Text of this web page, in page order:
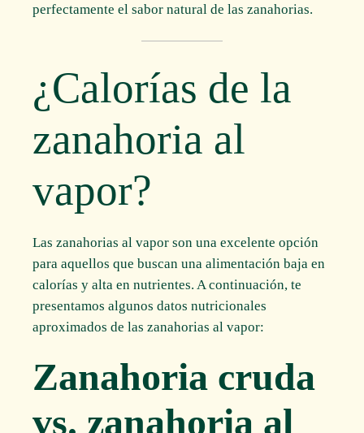
perfectamente el sabor natural de las zanahorias.
¿Calorías de la
zanahoria al
vapor?
Las zanahorias al vapor son una excelente opción
para aquellos que buscan una alimentación baja en
calorías y alta en nutrientes. A continuación, te
presentamos algunos datos nutricionales
aproximados de las zanahorias al vapor:
Zanahoria cruda
vs. zanahoria al